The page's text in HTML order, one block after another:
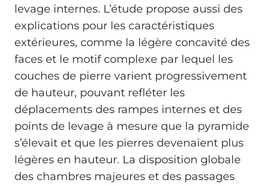
levage internes. L’étude propose aussi des
explications pour les caractéristiques
extérieures, comme la légère concavité des
faces et le motif complexe par lequel les
couches de pierre varient progressivement
de hauteur, pouvant refléter les
déplacements des rampes internes et des
points de levage à mesure que la pyramide
s’élevait et que les pierres devenaient plus
légères en hauteur. La disposition globale
des chambres majeures et des passages